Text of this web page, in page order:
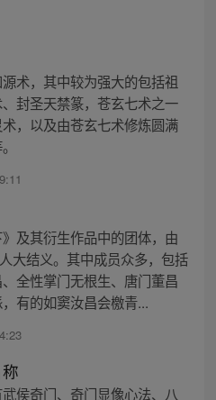
术，其中较为强大的包括祖
封圣天禁篆，苍玄七术之一
，以及由苍玄七术修炼圆满
及其衍生作品中的团体，由
大结义。其中成员众多，包括
全性掌门无根生、唐门董昌
有的如窦汝昌会檄青...
侯奇门、奇门显像心法、八